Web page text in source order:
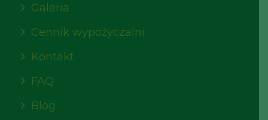
Galeria
Cennik wypożyczalni
Kontakt
FAQ
Blog